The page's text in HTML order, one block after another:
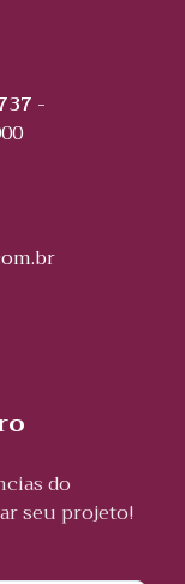
-
do
seu projeto!